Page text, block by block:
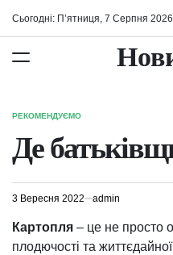
Сьогодні: П’ятниця, 7 Серпня 2026
ОПУБЛІКУВАТИ
РЕКОМЕНДУЄМО
Де
3 Вересня 2022 admin
Картопля – це не просто
плодючості та